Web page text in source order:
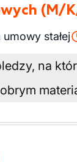
(M/
umowy stałej
na